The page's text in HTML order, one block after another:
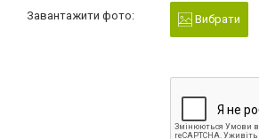
Завантажити фото: Вибрати